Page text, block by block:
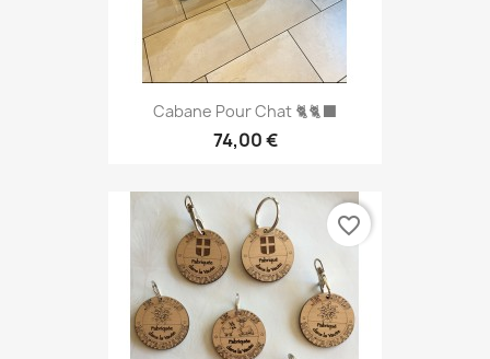
Cabane Pour Chat 🐈🐈‍⬛
74,00 €
favorite_border